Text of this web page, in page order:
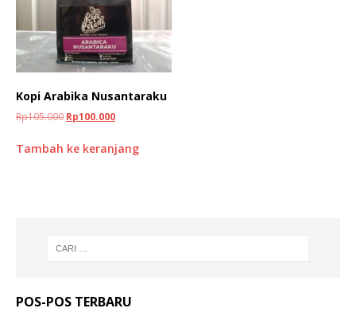
Kopi Arabika Nusantaraku
Rp105.000 Rp100.000
Tambah ke keranjang
POS-POS TERBARU